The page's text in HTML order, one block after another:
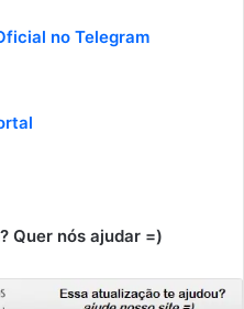
no Telegram
Quer nós ajudar =)